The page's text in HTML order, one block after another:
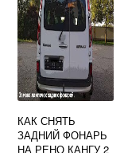
КАК СНЯТЬ
ЗАДНИЙ ФОНАРЬ
НА РЕНО КАНГУ 2